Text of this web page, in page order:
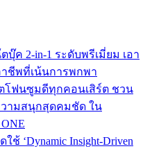
บุ๊ค 2-in-1 ระดับพรีเมี่ยม เอา
าชีพที่เน้นการพกพา
ตโฟนซูมดีทุกคอนเสิร์ต ชวน
วามสนุกสุดคมชัด ใน
‘Dynamic Insight-Driven